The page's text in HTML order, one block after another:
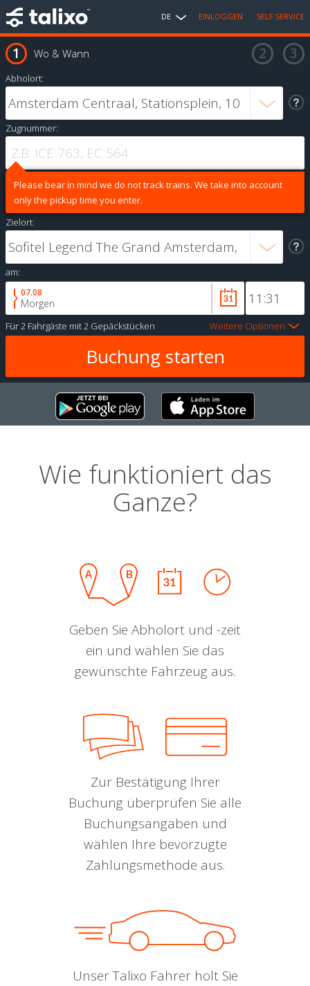
DE EINLOGGEN SELF SERVICE
Wo & Wann
Abholort:
Zugnummer:
Please bear in mind we do not track trains. We take into account
only the pickup time you enter.
Zielort:
am:
07.08
Morgen
Für2 Fahrgäste mit2 Gepäckstücken Weitere Optionen
Wie funktioniert das
Ganze?
Geben Sie Abholort und -zeit
ein und wählen Sie das
gewünschte Fahrzeug aus.
Zur Bestätigung Ihrer
Buchung überprüfen Sie alle
Buchungsangaben und
wählen Ihre bevorzugte
Zahlungsmethode aus.
Unser Talixo Fahrer holt Sie